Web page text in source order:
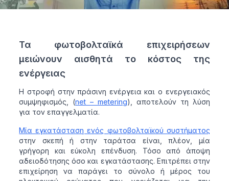
Τα φωτοβολταϊκά επιχειρήσεων
μειώνουν αισθητά το κόστος της
ενέργειας
Η στροφή στην πράσινη ενέργεια και ο ενεργειακός
συμψηφισμός, (net – metering), αποτελούν τη λύση
για τον επαγγελματία.
Μία εγκατάσταση ενός φωτοβολταϊκού συστήματος
στην σκεπή ή στην ταράτσα είναι, πλέον, μία
γρήγορη και εύκολη επένδυση. Τόσο από άποψη
αδειοδότησης όσο και εγκατάστασης. Επιτρέπει στην
επιχείρηση να παράγει το σύνολο ή μέρος του